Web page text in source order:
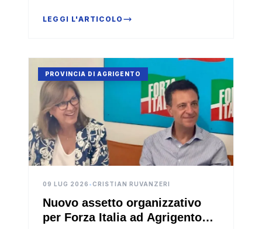
scritta indirizzata al sindaco F...
LEGGI L'ARTICOLO
PROVINCIA DI AGRIGENTO
09 LUG 2026 •CRISTIAN RUVANZERI
Nuovo assetto organizzativo
per Forza Italia ad Agrigento